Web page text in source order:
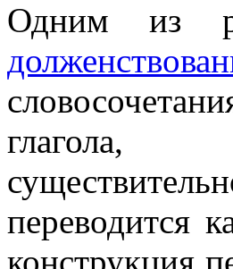
Одним из
переводится